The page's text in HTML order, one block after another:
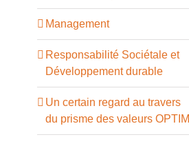
Management
Responsabilité Sociétale et
Développement durable
Un certain regard au travers
du prisme des valeurs OPTIM